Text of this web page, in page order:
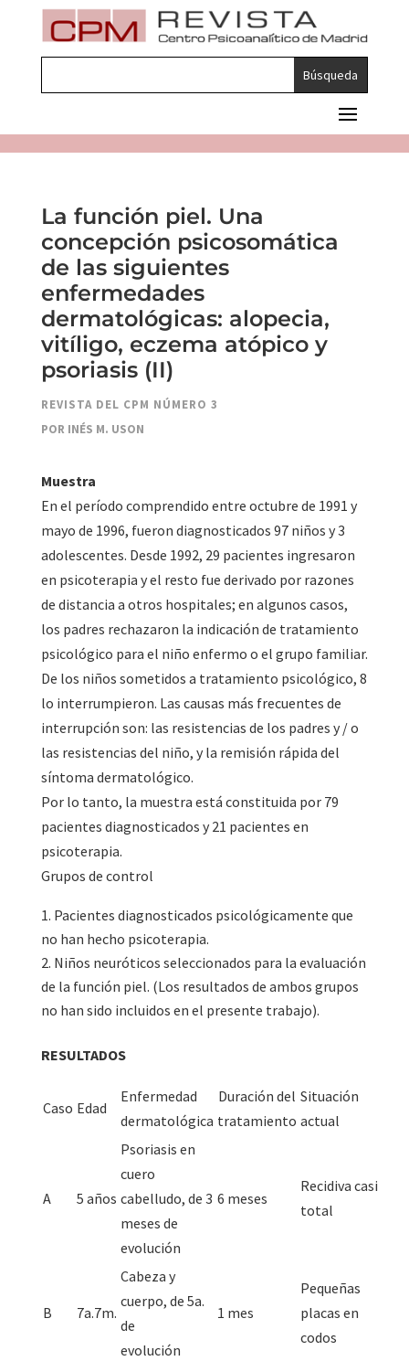
La función piel. Una
concepción psicosomática
de las siguientes
enfermedades
dermatológicas: alopecia,
vitíligo, eczema atópico y
psoriasis (II)
REVISTA DEL CPM NÚMERO 3
POR INÉS M. USON
Muestra
En el período comprendido entre octubre de 1991 y
mayo de 1996, fueron diagnosticados 97 niños y 3
adolescentes. Desde 1992, 29 pacientes ingresaron
en psicoterapia y el resto fue derivado por razones
de distancia a otros hospitales; en algunos casos,
los padres rechazaron la indicación de tratamiento
psicológico para el niño enfermo o el grupo familiar.
De los niños sometidos a tratamiento psicológico, 8
lo interrumpieron. Las causas más frecuentes de
interrupción son: las resistencias de los padres y / o
las resistencias del niño, y la remisión rápida del
síntoma dermatológico.
Por lo tanto, la muestra está constituida por 79
pacientes diagnosticados y 21 pacientes en
psicoterapia.
Grupos de control
Pacientes diagnosticados psicológicamente que
no han hecho psicoterapia.
Niños neuróticos seleccionados para la evaluación
de la función piel. (Los resultados de ambos grupos
no han sido incluidos en el presente trabajo).
RESULTADOS
Caso Edad
Enfermedad
dermatológica
Duración del
tratamiento
Situación
actual
A 5 años
Psoriasis en
cuero
cabelludo, de 3
meses de
evolución
6 meses
Recidiva casi
total
B 7a.7m.
Cabeza y
cuerpo, de 5a.
de
evolución
1 mes
Pequeñas
placas en
codos